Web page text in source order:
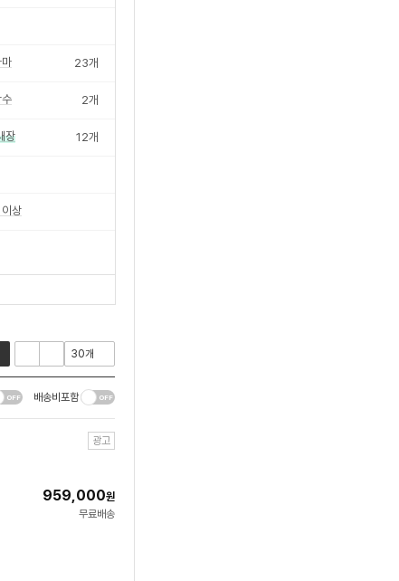
23개
2개
장 12개
상
배송비포함
광고
959,000원
무료배송